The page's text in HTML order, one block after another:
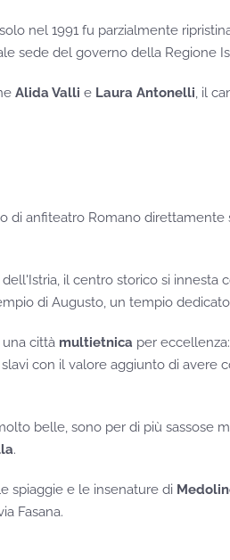
nel 1991 fu parzialmente
sede del governo della Regione
Alida Valli e Laura Antonelli, il
di anfiteatro Romano
il centro storico si innesta
di Augusto, un tempio
una città multietnica per
con il valore aggiunto di avere
belle, sono per di più sassose
.
spiaggie e le insenature di
Fasana.